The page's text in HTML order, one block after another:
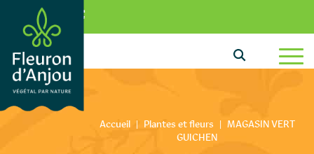
Aller au texte
Aller au menu
Passer au contenu
Menu principal
Accueil | Plantes et fleurs | MAGASIN VERT
GUICHEN